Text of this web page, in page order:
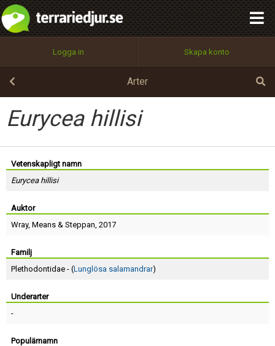
Logga in Skapa konto
Arter
Eurycea hillisi
Vetenskapligt namn
Eurycea hillisi
Auktor
Wray, Means & Steppan, 2017
Familj
Plethodontidae - (Lunglösa salamandrar)
Underarter
-
Populärnamn
Utför
100%
OK
integritetspolicy
Namn:
Epost:
Användarnamn:
Lösenord:
Terms of Service
Skapa konto
Begär nytt lösenord
Tillbaka till förstasidan